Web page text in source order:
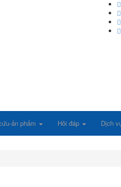
ấn phẩm Hỏi đáp Dịch